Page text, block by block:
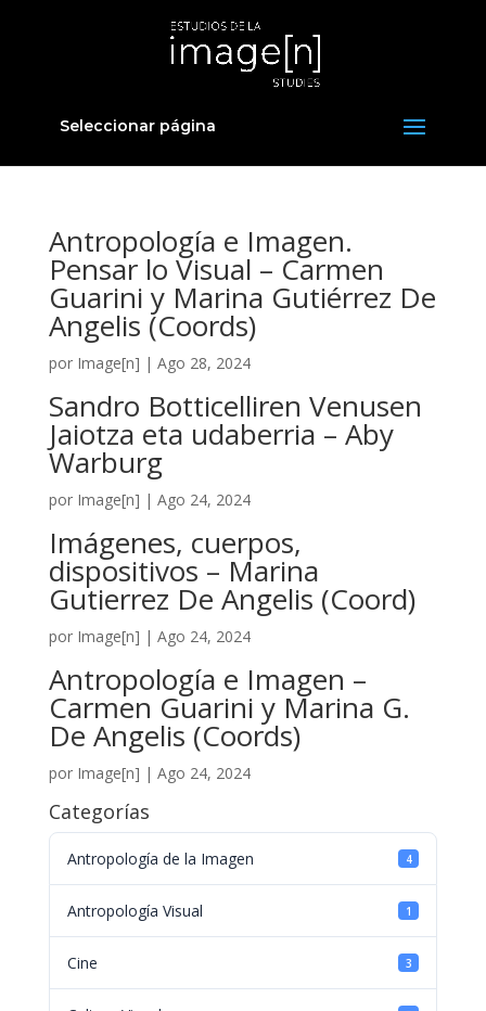
Seleccionar página
Antropología e Imagen.
Pensar lo Visual – Carmen
Guarini y Marina Gutiérrez De
Angelis (Coords)
por Image[n] | Ago 28, 2024
Sandro Botticelliren Venusen
Jaiotza eta udaberria – Aby
Warburg
por Image[n] | Ago 24, 2024
Imágenes, cuerpos,
dispositivos – Marina
Gutierrez De Angelis (Coord)
por Image[n] | Ago 24, 2024
Antropología e Imagen –
Carmen Guarini y Marina G.
De Angelis (Coords)
por Image[n] | Ago 24, 2024
Categorías
Antropología de la Imagen 4
Antropología Visual 1
Cine 3